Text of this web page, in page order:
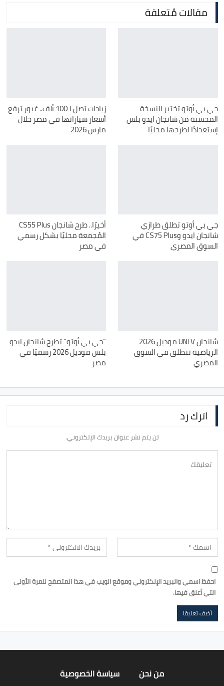
مقالات مُتعلقة
جي بي أوتو تختبر النسخة
المحسنة من شانجان ايدو بلس
إستعدادًا لطرحها محليًا
زيادات تصل لـ100 ألف.. غبور ترفع
أسعار سياراتها في مصر خلال
مارس 2026
جي بي أوتو تطلق طرازي
شانجان ايدو وCS75 Plus في
السوق المصري
أخيرًا.. طرح شانجان CS55 Plus
المُجمعة محليًا بشكل رسمي
في مصر
شانجان UNI V موديل 2026
الرياضية تنطلق في السوق
المصري
“جي بي أوتو” تطرح شانجان ايدو
بلس موديل 2026 رسميًا في
مصر
اترك رد
لن يتم نشر عنوان بريدك الإلكتروني.
احفظ اسمي والبريد الإلكتروني وموقع الويب في هذا المتصفح للمرة الأولى
التي أعلق فيها.
من نحن سياسة الخصوصية